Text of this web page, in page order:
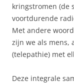
kringstromen (de
voortdurende
Met andere
zijn we als mens,
(telepathie) met
Deze integrale